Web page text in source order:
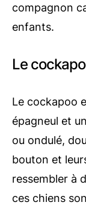
compagnon
enfants.
Le
Le cockapoo
épagneul et
ou ondulé,
bouton et
ressembler à
ces chiens